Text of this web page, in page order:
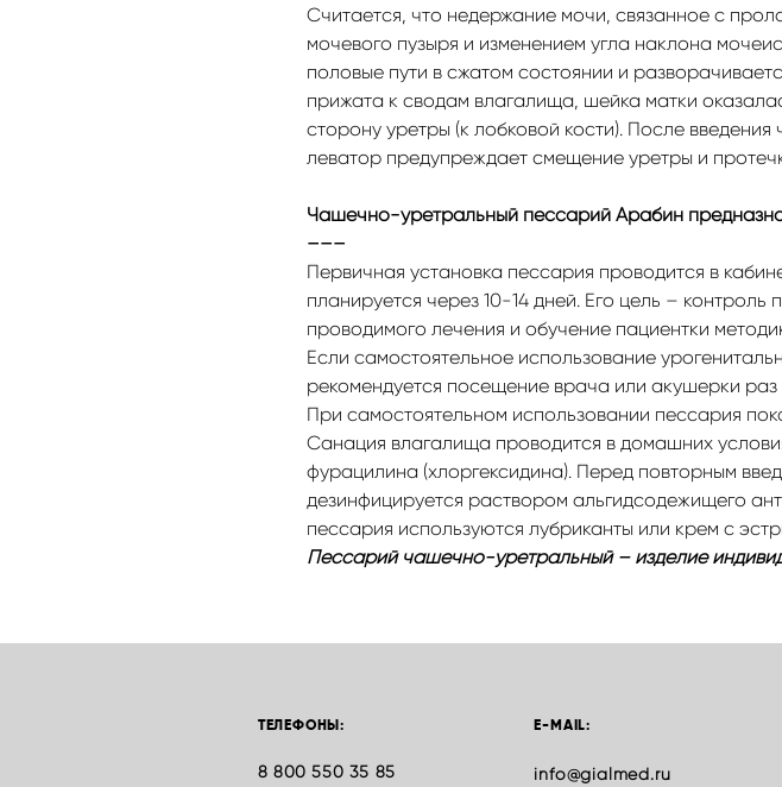
Считается, что недержание мочи, связанное с
мочевого пузыря и изменением угла наклона
половые пути в сжатом состоянии и
прижата к сводам влагалища, шейка матки
сторону уретры (к лобковой кости). После
леватор предупреждает смещение уретры и
Чашечно-уретральный пессарий Арабин
–––
Первичная установка пессария проводится в
планируется через 10-14 дней. Его цель –
проводимого лечения и обучение пациентки
Если самостоятельное использование
рекомендуется посещение врача или акушерки
При самостоятельном использовании пессария
Санация влагалища проводится в домашних
фурацилина (хлоргексидина). Перед повторным
дезинфицируется раствором альгидсодежищего
пессария используются лубриканты или крем с
Пессарий чашечно-уретральный – изделие
ТЕЛЕФОНЫ:
8 800 550 35 85
E-MAIL:
info@gialmed.ru